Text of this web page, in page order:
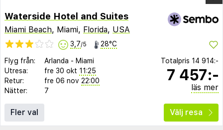
Waterside Hotel and Suites
Miami Beach, Miami, Florida, USA
3,7/5 28°C
Flyg från: Arlanda - Miami
Utresa:
fre 30 okt 11:25
Retur:
fre 06 nov 22:00
Nätter:
7
Totalpris 14 914:-
7 457:-
läs mer
Fler val Välj resa